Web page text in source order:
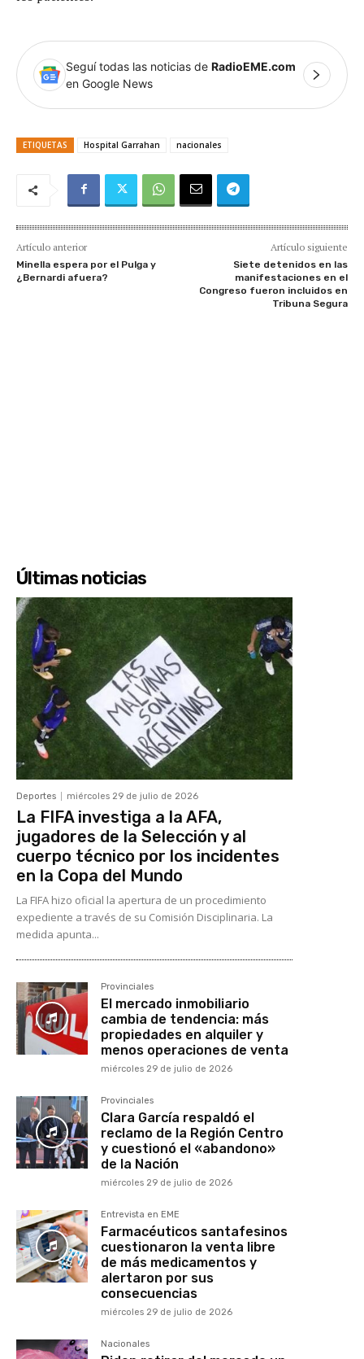
Seguí todas las noticias de RadioEME.com
en Google News
ETIQUETAS Hospital Garrahan nacionales
Artículo anterior
Minella espera por el Pulga y
¿Bernardi afuera?
Artículo siguiente
Siete detenidos en las
manifestaciones en el
Congreso fueron incluidos en
Tribuna Segura
Últimas noticias
Deportes miércoles 29 de julio de 2026
La FIFA investiga a la AFA,
jugadores de la Selección y al
cuerpo técnico por los incidentes
en la Copa del Mundo
La FIFA hizo oficial la apertura de un procedimiento
expediente a través de su Comisión Disciplinaria. La
medida apunta...
Provinciales
El mercado inmobiliario
cambia de tendencia: más
propiedades en alquiler y
menos operaciones de venta
miércoles 29 de julio de 2026
Provinciales
Clara García respaldó el
reclamo de la Región Centro
y cuestionó el «abandono»
de la Nación
miércoles 29 de julio de 2026
Entrevista en EME
Farmacéuticos santafesinos
cuestionaron la venta libre
de más medicamentos y
alertaron por sus
consecuencias
miércoles 29 de julio de 2026
Nacionales